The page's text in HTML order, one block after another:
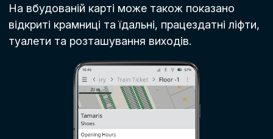
На вбудованій карті може також показано
відкриті крамниці та їдальні, працездатні ліфти,
туалети та розташування виходів.